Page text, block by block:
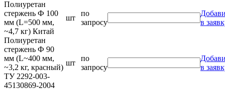
Полиуретан
стержень Ф 100
мм (L=500 мм,
~4,7 кг) Китай
шт
по
запросу
в
Полиуретан
стержень Ф 90
мм (L~400 мм,
~3,2 кг, красный)
ТУ 2292-003-
45130869-2004
шт
по
запросу
в